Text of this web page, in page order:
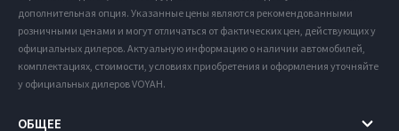
дополнительная опция. Указанные цены являются рекомендованными
розничными ценами и могут отличаться от фактических цен, действующих у
официальных дилеров. Актуальную информацию о наличии автомобилей,
комплектациях, стоимости, условиях приобретения и оформления уточняйте
у официальных дилеров VOYAH.
ОБЩЕЕ